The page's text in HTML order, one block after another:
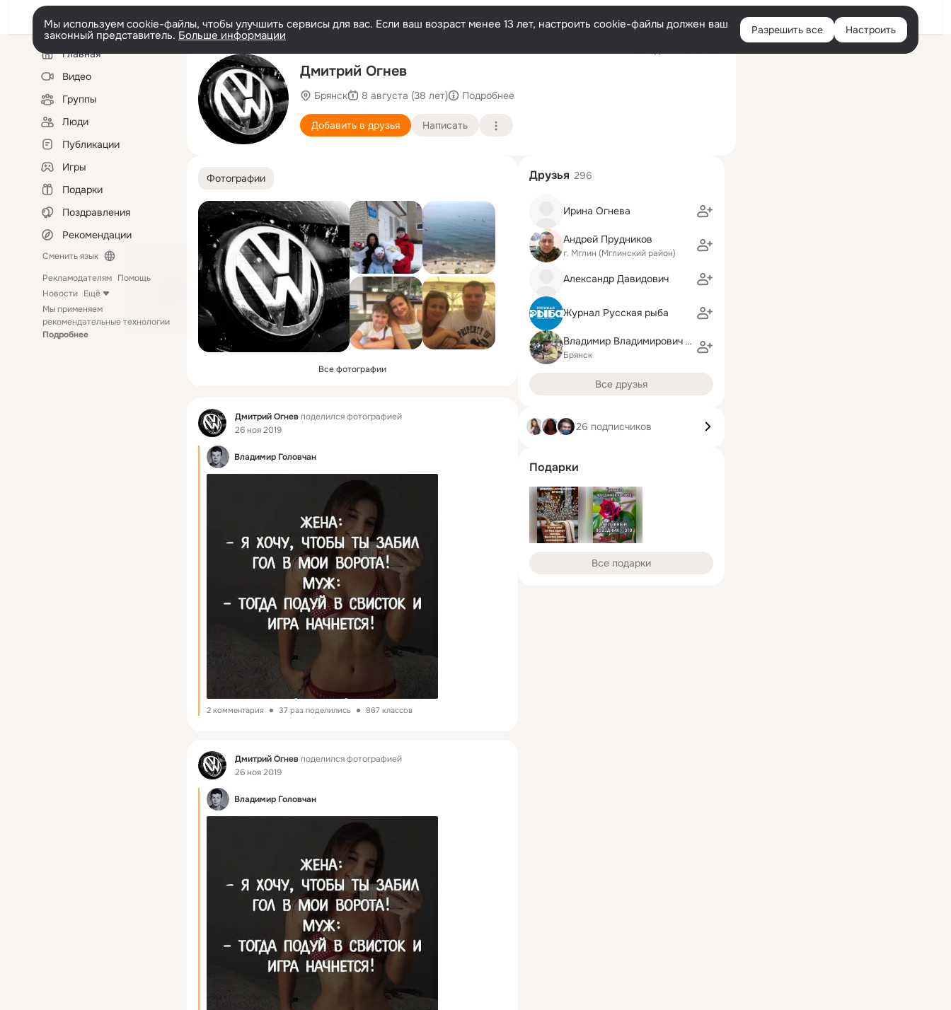
Войти
Мы используем cookie-файлы, чтобы улучшить сервисы для вас. Если ваш возраст менее 13 лет, настроить cookie-файлы должен ваш
законный представитель. Больше информации Разрешить все Настроить
Левая
колонкаГлавная
Видео
Группы
Люди
Публикации
Игры
Подарки
Поздравления
Рекомендации
Сменить язык
Рекламодателям Помощь
Новости Ещё
Мы применяем
рекомендательные технологии
Подробнее
Дмитрий Огнев
Брянск 8 августа (38 лет) Подробнее
Добавить в друзья Написать
Фотографии
Все фотографии
Фид Дмитрий Огнев поделился фотографией
26 ноя 2019
Владимир Головчан
2 комментария 37 раз поделились 867 классов
Фид Дмитрий Огнев поделился фотографией
26 ноя 2019
Владимир Головчан
Друзья 296
Ирина Огнева
Андрей Прудников
г. Мглин (Мглинский район)
Александр Давидович
Журнал Русская рыба
Владимир Владимирович СССР
Брянск
Все друзья
26 подписчиков
Подарки
Все подарки